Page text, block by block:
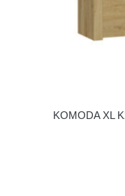
KOMODA XL